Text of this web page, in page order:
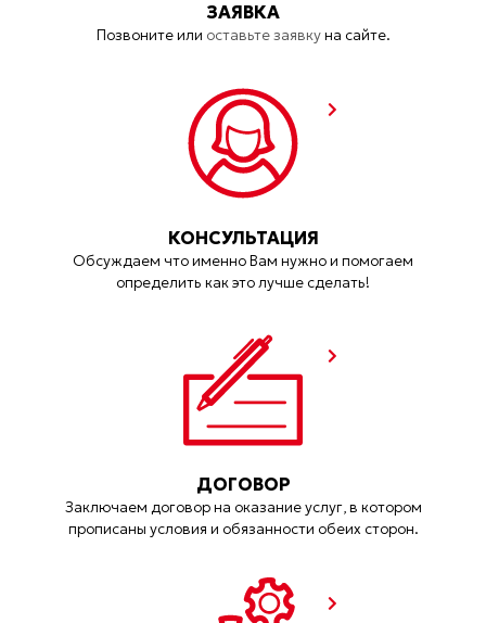
ЗАЯВКА
Позвоните или оставьте заявкуна сайте.
КОНСУЛЬТАЦИЯ
Обсуждаем что именно Вам нужно и помогаем
определить как это лучше сделать!
ДОГОВОР
Заключаем договор на оказание услуг, в котором
прописаны условия и обязанности обеих сторон.